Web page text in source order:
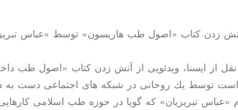
زدن كتاب «اصول طب هاریسون» توسط «عباس
از ایسنا، ویدئویی از آتش زدن كتاب «اصول طب
توسط یك روحانی در شبكه های اجتماعی دست
«عباس تبریزیان» كه گویا در حوزه طب اسلامی